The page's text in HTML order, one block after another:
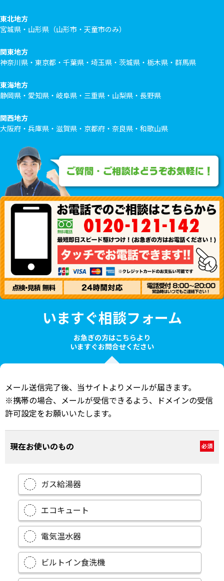
東北地方
宮城県・山形県（山形市・天童市のみ）
関東地方
神奈川県・東京都・千葉県・埼玉県・茨城県・栃木県・群馬県
東海地方
静岡県・愛知県・岐阜県・三重県・山梨県・長野県
関西地方
大阪府・兵庫県・滋賀県・京都府・奈良県・和歌山県
いますぐ相談フォーム
お急ぎの方はこちらより
いますぐお問合せください
メール送信完了後、当サイトよりメールが届きます。
※携帯の場合、メールが受信できるよう、ドメインの受信
許可設定をお願いいたします。
現在お使いのもの 必須
ガス給湯器
エコキュート
電気温水器
ビルトイン食洗機